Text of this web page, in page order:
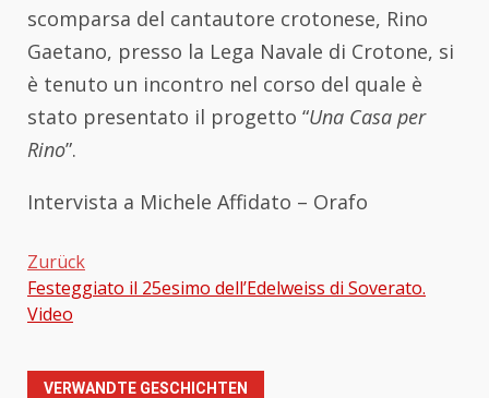
scomparsa del cantautore crotonese, Rino
Gaetano, presso la Lega Navale di Crotone, si
è tenuto un incontro nel corso del quale è
stato presentato il progetto “Una Casa per
Rino”.
Intervista a Michele Affidato – Orafo
Beitragsnavigation
Zurück
Festeggiato il 25esimo dell’Edelweiss di Soverato.
Video
VERWANDTE GESCHICHTEN